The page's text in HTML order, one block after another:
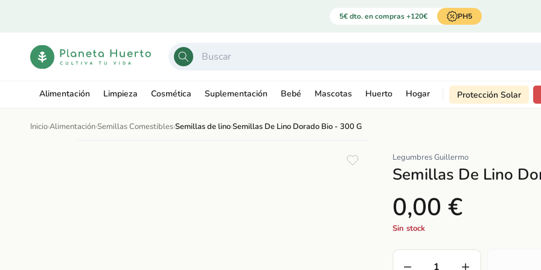
5€ dto. en compras +120€ PH5
Alimentación Limpieza Cosmética Suplementación Bebé Mascotas Huerto Hogar Protección Solar
Inicio›Alimentación›Semillas Comestibles›Semillas de lino›Semillas De Lino Dorado Bio - 300 G
Ir
Legumbres Guillermo
Semillas De Lino
0,00 €
Sin stock